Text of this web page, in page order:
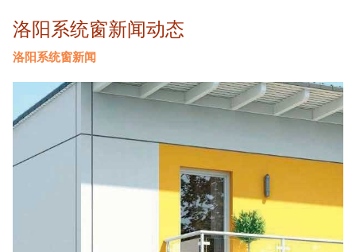
洛阳系统窗新闻动态
洛阳系统窗新闻